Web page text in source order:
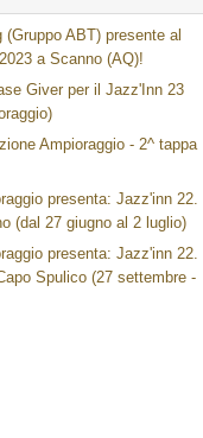
ABT) presente al
a Scanno (AQ)!
Giver per il Jazz'Inn 23
Ampioraggio - 2^ tappa
presenta: Jazz'inn 22.
(dal 27 giugno al 2 luglio)
presenta: Jazz'inn 22.
Spulico (27 settembre -